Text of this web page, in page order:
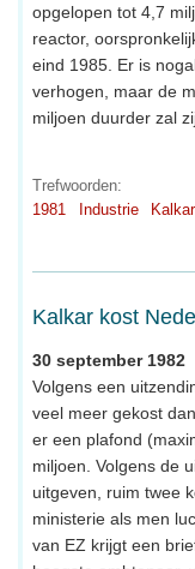
opgelopen tot 4,7
reactor,
eind 1985. Er is
verhogen, maar de
miljoen duurder zal
Trefwoorden:
1981
Industrie Kalkar
Kalkar kost
30 september 1982
Volgens een
veel meer gekost
er een plafond
miljoen. Volgens de
uitgeven, ruim twee
ministerie als men
van EZ krijgt een